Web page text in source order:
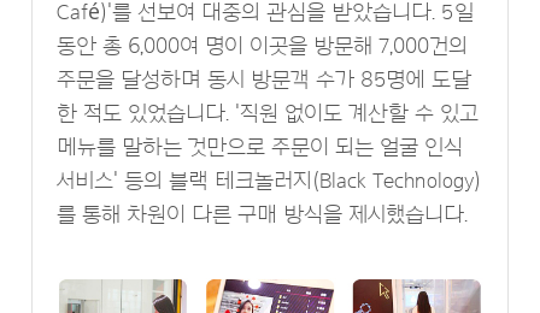
Café)'를 선보여 대중의 관심을 받았습니다. 5일
동안 총 6,000여 명이 이곳을 방문해 7,000건의
주문을 달성하며 동시 방문객 수가 85명에 도달
한 적도 있었습니다. '직원 없이도 계산할 수 있고
메뉴를 말하는 것만으로 주문이 되는 얼굴 인식
서비스' 등의 블랙 테크놀러지(Black Technology)
를 통해 차원이 다른 구매 방식을 제시했습니다.